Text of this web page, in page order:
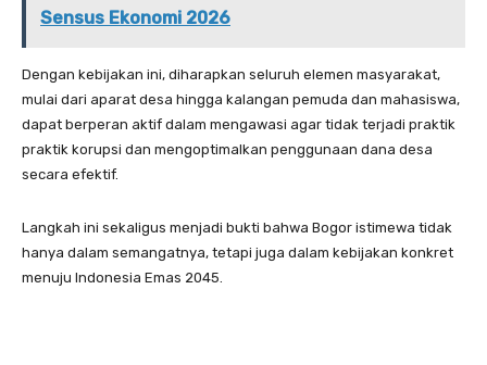
Sensus Ekonomi 2026
Dengan kebijakan ini, diharapkan seluruh elemen masyarakat,
mulai dari aparat desa hingga kalangan pemuda dan mahasiswa,
dapat berperan aktif dalam mengawasi agar tidak terjadi praktik
praktik korupsi dan mengoptimalkan penggunaan dana desa
secara efektif.
Langkah ini sekaligus menjadi bukti bahwa Bogor istimewa tidak
hanya dalam semangatnya, tetapi juga dalam kebijakan konkret
menuju Indonesia Emas 2045.